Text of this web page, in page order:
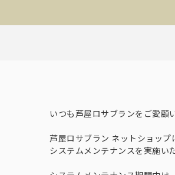
折り
折り畳み日傘の
解説します。
いつも芦屋ロサブランをご愛顧
芦屋ロサブラン ネットショップ
システムメンテナンスを実施い